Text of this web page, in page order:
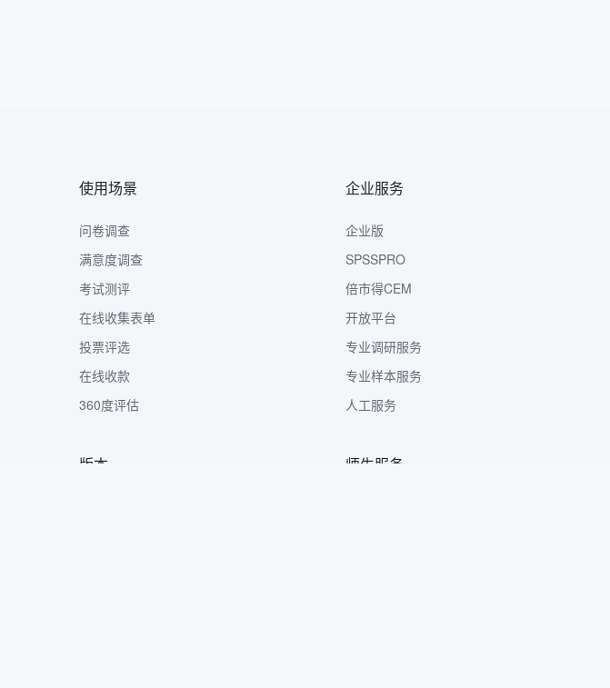
使用场景
问卷调查
满意度调查
考试测评
在线收集表单
投票评选
在线收款
360度评估
企业服务
企业版
SPSSPRO
倍市得CEM
开放平台
专业调研服务
专业样本服务
人工服务
版本 师生服务